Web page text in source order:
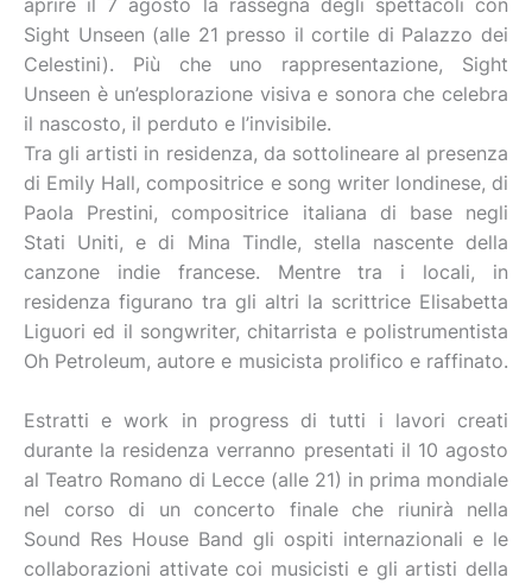
aprire il 7 agosto la rassegna degli spettacoli con
Sight Unseen (alle 21 presso il cortile di Palazzo dei
Celestini). Più che uno rappresentazione, Sight
Unseen è un’esplorazione visiva e sonora che celebra
il nascosto, il perduto e l’invisibile.
Tra gli artisti in residenza, da sottolineare al presenza
di Emily Hall, compositrice e song writer londinese, di
Paola Prestini, compositrice italiana di base negli
Stati Uniti, e di Mina Tindle, stella nascente della
canzone indie francese. Mentre tra i locali, in
residenza figurano tra gli altri la scrittrice Elisabetta
Liguori ed il songwriter, chitarrista e polistrumentista
Oh Petroleum, autore e musicista prolifico e raffinato.
Estratti e work in progress di tutti i lavori creati
durante la residenza verranno presentati il 10 agosto
al Teatro Romano di Lecce (alle 21) in prima mondiale
nel corso di un concerto finale che riunirà nella
Sound Res House Band gli ospiti internazionali e le
collaborazioni attivate coi musicisti e gli artisti della